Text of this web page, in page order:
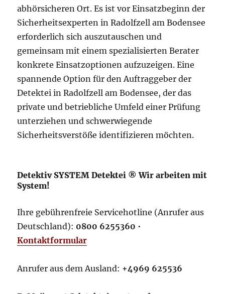
abhörsicheren Ort. Es ist vor Einsatzbeginn der
Sicherheitsexperten in Radolfzell am Bodensee
erforderlich sich auszutauschen und
gemeinsam mit einem spezialisierten Berater
konkrete Einsatzoptionen aufzuzeigen. Eine
spannende Option für den Auftraggeber der
Detektei in Radolfzell am Bodensee, der das
private und betriebliche Umfeld einer Prüfung
unterziehen und schwerwiegende
Sicherheitsverstöße identifizieren möchten.
Detektiv SYSTEM Detektei ® Wir arbeiten mit
System!
Ihre gebührenfreie Servicehotline (Anrufer aus
Deutschland): 0800 6255360 •
Kontaktformular
Anrufer aus dem Ausland: +4969 625536